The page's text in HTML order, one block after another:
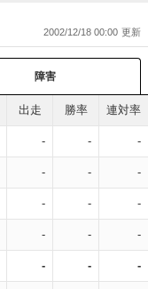
2002/12/18 00:00
障害
出走 勝率 連対率
- - -
- - -
- - -
- - -
- - -